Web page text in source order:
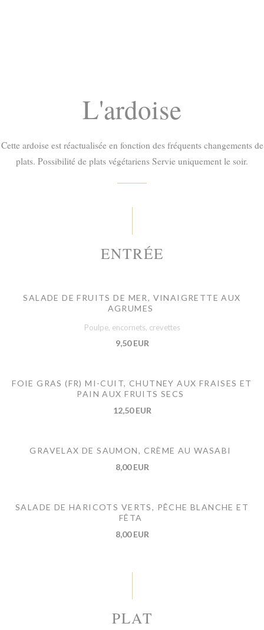
L'ardoise
Cette ardoise est réactualisée en fonction des fréquents changements de
plats. Possibilité de plats végétariens Servie uniquement le soir.
ENTRÉE
SALADE DE FRUITS DE MER, VINAIGRETTE AUX
AGRUMES
Poulpe, encornets, crevettes
9,50 EUR
FOIE GRAS (FR) MI-CUIT, CHUTNEY AUX FRAISES ET
PAIN AUX FRUITS SECS
12,50 EUR
GRAVELAX DE SAUMON, CRÈME AU WASABI
8,00 EUR
SALADE DE HARICOTS VERTS, PÊCHE BLANCHE ET
FÊTA
8,00 EUR
PLAT